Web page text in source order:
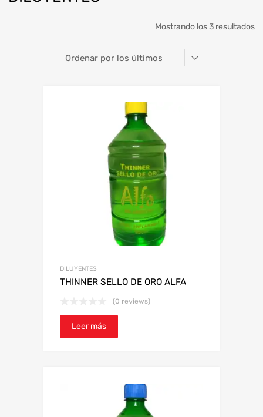
Mostrando los 3 resultados
DILUYENTES
THINNER SELLO DE ORO ALFA
(0 reviews)
Leer más